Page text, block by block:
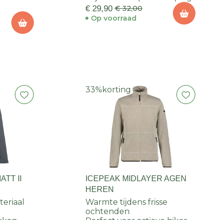
€ 29,90 € 32,00
Op voorraad
II
33% korting
ICEPEAK MIDLAYER AGEN
HEREN
Warmte tijdens frisse
ochtenden